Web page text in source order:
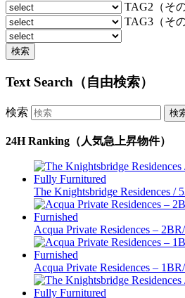
TAG2（そ
TAG3（そ
Text Search（自由検索）
検索
24H Ranking（人気急上昇物件）
The Knightsbridge Residences /
Acqua Private Residences –
Acqua Private Residences –